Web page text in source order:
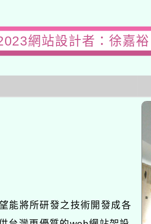
網站設計者：徐嘉
能將所研發之技術開發成各